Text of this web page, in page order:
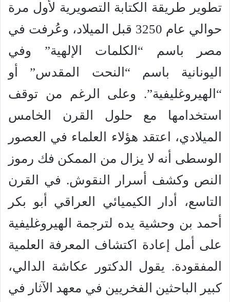
تطوير طريقة الكتابة التصويرية لأول مرة
حوالي عام 3250 قبل الميلاد، وعُرفت في
مصر باسم “الكلمات الإلهية” وفي
اليونانية باسم “النحت المقدس” أو
“الهيروغليفية”. وعلى الرغم من توقف
استخدامها مع حلول القرن الخامس
الميلادي، اعتقد هؤلاء العلماء في العصور
الوسطى أنه لا يزال من الممكن فك رموز
النص وكشف أسرار النقوش. في القرن
التاسع، أدار الكيميائي العراقي أبو بكر
أحمد بن وحشية يده لترجمة الهيروغليفية
على أمل إعادة اكتشاف المعرفة العلمية
المفقودة. يقول الدكتور عكاشة الدالي،
كبير الباحثين الفخريين في معهد الآثار في